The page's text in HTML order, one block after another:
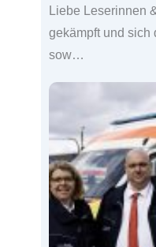
Liebe Leserinnen
gekämpft und sich
sow…